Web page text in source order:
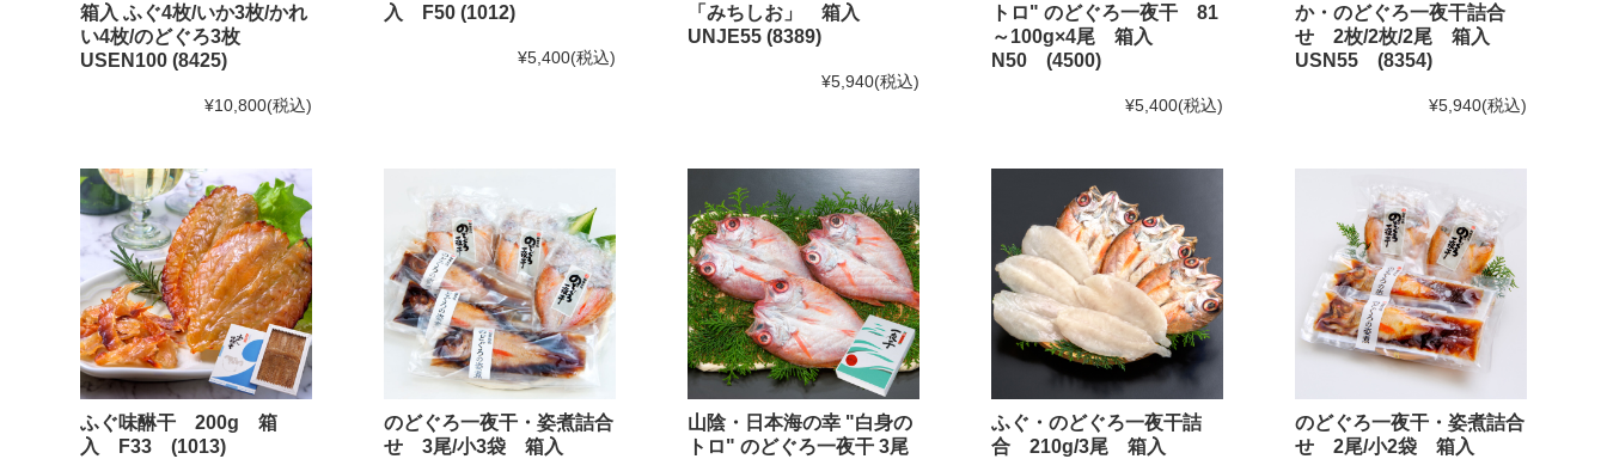
いか商品
白いか一夜干
その他商品
かれい商品
あなご商品
おひとりさま鍋シリーズ
めしともシリーズ
箱入 ふぐ4枚/いか3枚/かれ
い4枚/のどぐろ3枚
USEN100 (8425)
¥10,800(税込)
入 F50 (1012)
¥5,400(税込)
「みちしお」 箱入
UNJE55 (8389)
¥5,940(税込)
トロ" のどぐろ一夜干 81
～100g×4尾 箱入
N50 (4500)
¥5,400(税込)
か・のどぐろ一夜干詰合
せ 2枚/2枚/2尾 箱入
USN55 (8354)
¥5,940(税込)
ふぐ味醂干 200g 箱
入 F33 (1013)
のどぐろ一夜干・姿煮詰合
せ 3尾/小3袋 箱入
山陰・日本海の幸 "白身の
トロ" のどぐろ一夜干 3尾
ふぐ・のどぐろ一夜干詰
合 210g/3尾 箱入
のどぐろ一夜干・姿煮詰合
せ 2尾/小2袋 箱入